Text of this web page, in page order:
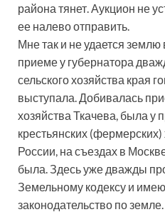
района тянет. Аукцион не
ее налево отправить.
Мне так и не удается землю
приеме у губернатора
сельского хозяйства края
выступала. Добивалась
хозяйства Ткачева, была у
крестьянских
России, на съездах в
была. Здесь уже дважды
Земельному кодексу и имею
законодательство по земле.